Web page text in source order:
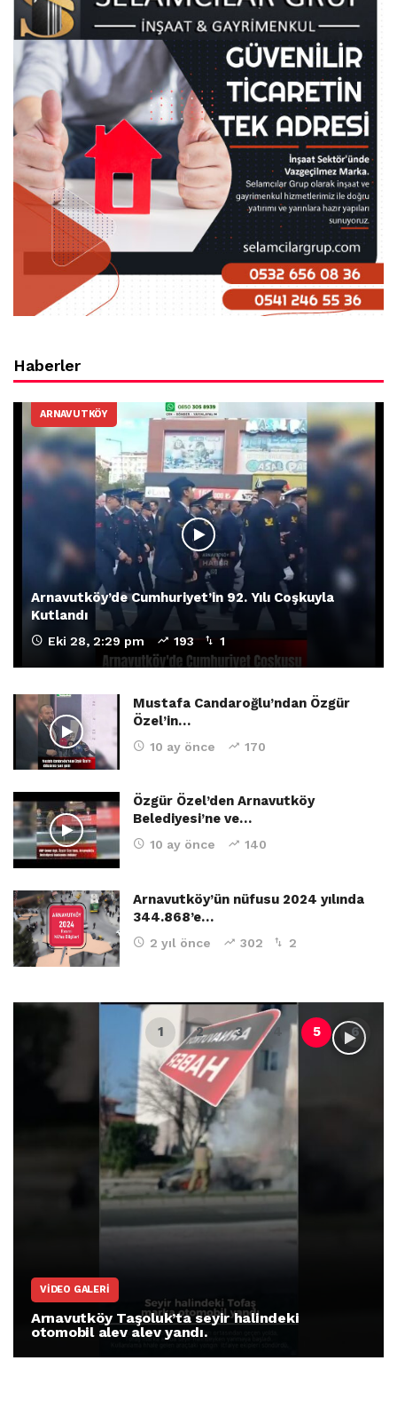
Haberler
ARNAVUTKÖY
Arnavutköy’de Cumhuriyet’in 92. Yılı Coşkuyla
Kutlandı
Eki 28, 2:29 pm 193 1
Mustafa Candaroğlu’ndan Özgür
Özel’in…
10 ay önce 170
Özgür Özel’den Arnavutköy
Belediyesi’ne ve…
10 ay önce 140
Arnavutköy’ün nüfusu 2024 yılında
344.868’e…
2 yıl önce 302 2
VIDEO GALERI
Arnavutköy Taşoluk’ta seyir halindeki
otomobil alev alev yandı.